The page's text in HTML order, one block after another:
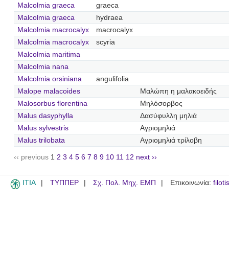
Malcolmia graeca
graeca
Malcolmia graeca
hydraea
Malcolmia macrocalyx
macrocalyx
Malcolmia macrocalyx
scyria
Malcolmia maritima
Malcolmia nana
Malcolmia orsiniana
angulifolia
Malope malacoides
Μαλώπη η μαλακοειδής
Malosorbus florentina
Μηλόσορβος
Malus dasyphylla
Δασύφυλλη μηλιά
Malus sylvestris
Αγριομηλιά
Malus trilobata
Αγριομηλιά τρίλοβη
‹‹ previous 1 2 3 4 5 6 7 8 9 10 11 12 next ››
ITIA ΤΥΠΠΕΡ Σχ. Πολ. Μηχ. ΕΜΠ Επικοινωνία: